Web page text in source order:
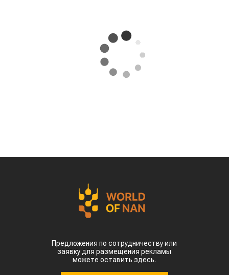
Предложения по сотрудничеству или
заявку для размещения рекламы
можете оставить здесь.